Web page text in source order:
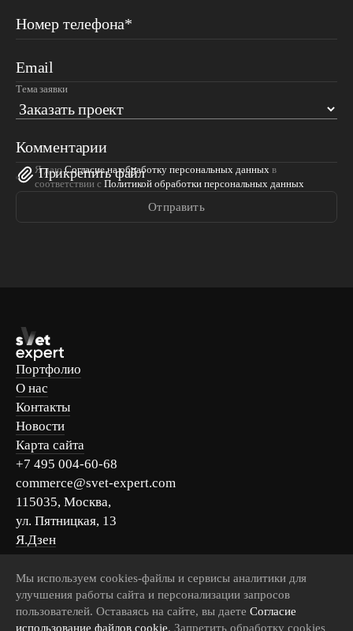
Номер телефона*
Email
Тема заявки
Комментарии
Прикрепить файл
Отправить
Я даюСогласие на обработку персональных данных в
соответствии с Политикой обработки персональных данных
Портфолио
О нас
Контакты
Новости
Карта сайта
+7 495 004-60-68
commerce@svet-expert.com
115035, Москва,
ул. Пятницкая, 13
Я.Дзен
Вконтакте
Telegram
MAX
Мы используем cookies-файлы и сервисы аналитики для
улучшения работы сайта и персонализации запросов
пользователей. Оставаясь на сайте, вы даете Согласие
использование файлов cookie. Запретить обработку cookies